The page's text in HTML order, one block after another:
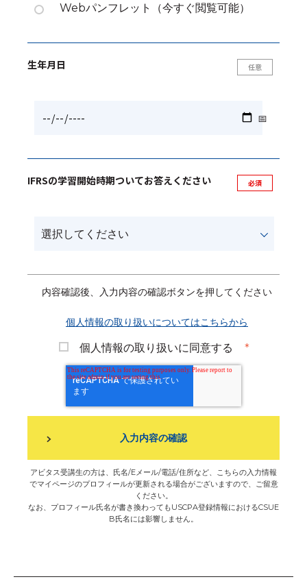
Webパンフレット（今すぐ閲覧可能）
生年月日
IFRSの学習開始時期ついてお答えください
内容確認後、入力内容の確認ボタンを押してください
個人情報の取り扱いについてはこちらから
個人情報の取り扱いに同意する *
アビタス受講生の方は、氏名/Eメール/電話/住所など、こちらの入力情報
でマイページのプロフィールが更新される場合がございますので、ご留意
ください。
なお、プロフィール氏名が書き換わってもUSCPA登録情報におけるCSUE
B氏名には影響しません。